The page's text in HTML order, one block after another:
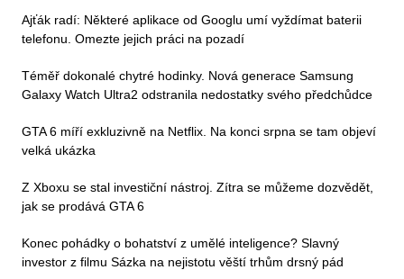
Ajťák radí: Některé aplikace od Googlu umí vyždímat baterii
telefonu. Omezte jejich práci na pozadí
Téměř dokonalé chytré hodinky. Nová generace Samsung
Galaxy Watch Ultra2 odstranila nedostatky svého předchůdce
GTA 6 míří exkluzivně na Netflix. Na konci srpna se tam objeví
velká ukázka
Z Xboxu se stal investiční nástroj. Zítra se můžeme dozvědět,
jak se prodává GTA 6
Konec pohádky o bohatství z umělé inteligence? Slavný
investor z filmu Sázka na nejistotu věští trhům drsný pád